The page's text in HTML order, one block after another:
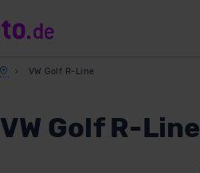
VW Golf R-Line
VW Golf R-